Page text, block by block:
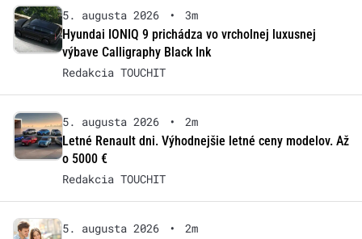
5. augusta 2026 •
3m
Hyundai IONIQ 9 prichádza vo vrcholnej luxusnej
výbave Calligraphy Black Ink
Redakcia TOUCHIT
5. augusta 2026 •
2m
Letné Renault dni. Výhodnejšie letné ceny modelov. Až
o 5000 €
Redakcia TOUCHIT
5. augusta 2026 •
2m